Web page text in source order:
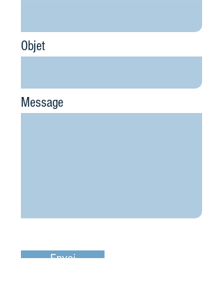
Objet
Message
Envoi